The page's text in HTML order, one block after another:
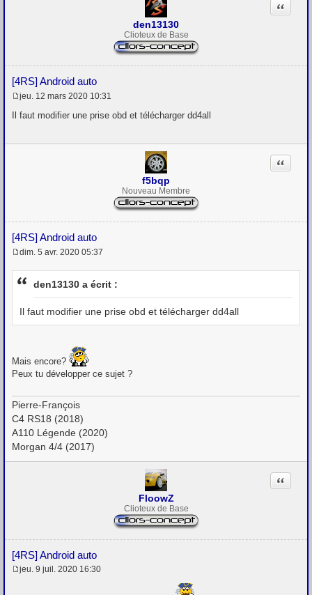
den13130
Clioteux de Base
[4RS] Android auto
Citation
M
e
a
jeu. 12 mars 2020 10:31
Il faut modifier une prise obd et télécharger dd4all
f5bqp
Nouveau Membre
[4RS] Android auto
Citation
e
s
g
e
dim. 5 avr. 2020 05:37
den13130 a écrit :
Il faut modifier une prise obd et télécharger dd4all
Mais encore?
Peux tu développer ce sujet ?
Pierre-François
C4 RS18 (2018)
A110 Légende (2020)
Morgan 4/4 (2017)
FloowZ
Clioteux de Base
[4RS] Android auto
Citation
jeu. 9 juil. 2020 16:30